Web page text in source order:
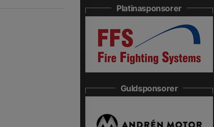
Platinasponsorer
Guldsponsorer